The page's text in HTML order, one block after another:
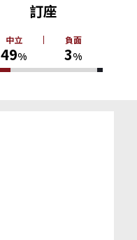
中立
49%
負面
3%
訂座